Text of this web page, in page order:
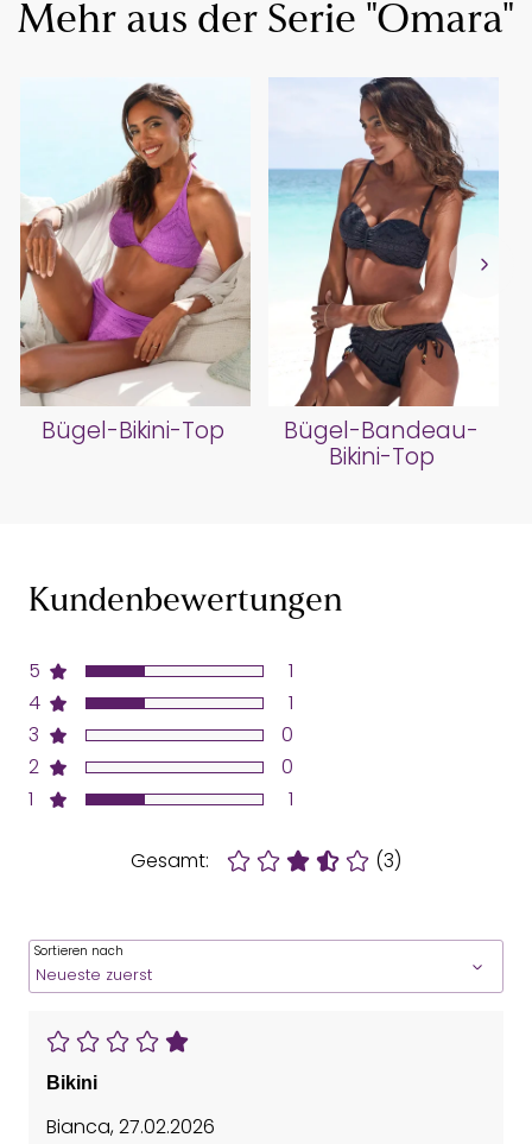
Mehr aus der Serie "Omara"
Bügel-Bikini-Top
Bügel-Bandeau-
Bikini-Top
Kundenbewertungen
5
4
3
2
1
1
1
0
0
1
Gesamt: (3)
Sortieren nach
Bikini
Bianca,27.02.2026